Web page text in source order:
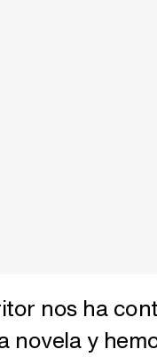
nos ha
novela y